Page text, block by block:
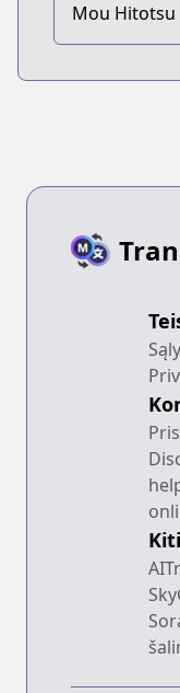
Mou Hitotsu
Piano no